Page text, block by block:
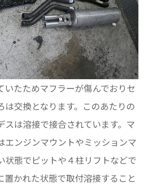
いたためマフラーが傷んでおりセ
は交換となります。このあたりの
スは溶接で接合されています。マ
エンジンマウントやミッションマ
状態でピットや４柱リフトなどで
置かれた状態で取付溶接すること